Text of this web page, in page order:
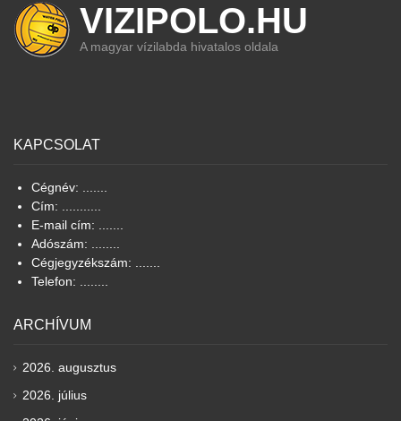
VIZIPOLO.HU
A magyar vízilabda hivatalos oldala
KAPCSOLAT
Cégnév: .......
Cím: ...........
E-mail cím: .......
Adószám: ........
Cégjegyzékszám: .......
Telefon: ........
ARCHÍVUM
2026. augusztus
2026. július